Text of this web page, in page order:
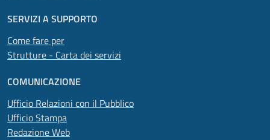
SERVIZI A SUPPORTO
Come fare per
Strutture - Carta dei servizi
COMUNICAZIONE
Ufficio Relazioni con il Pubblico
Ufficio Stampa
Redazione Web